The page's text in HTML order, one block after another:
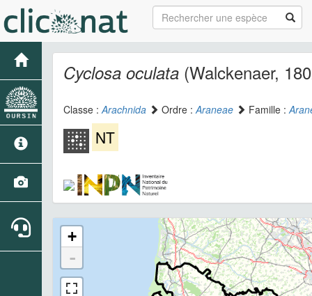
Cyclosa oculata (Walckenaer,
Classe :Arachnida Ordre :Araneae Famille :
NT
+
-